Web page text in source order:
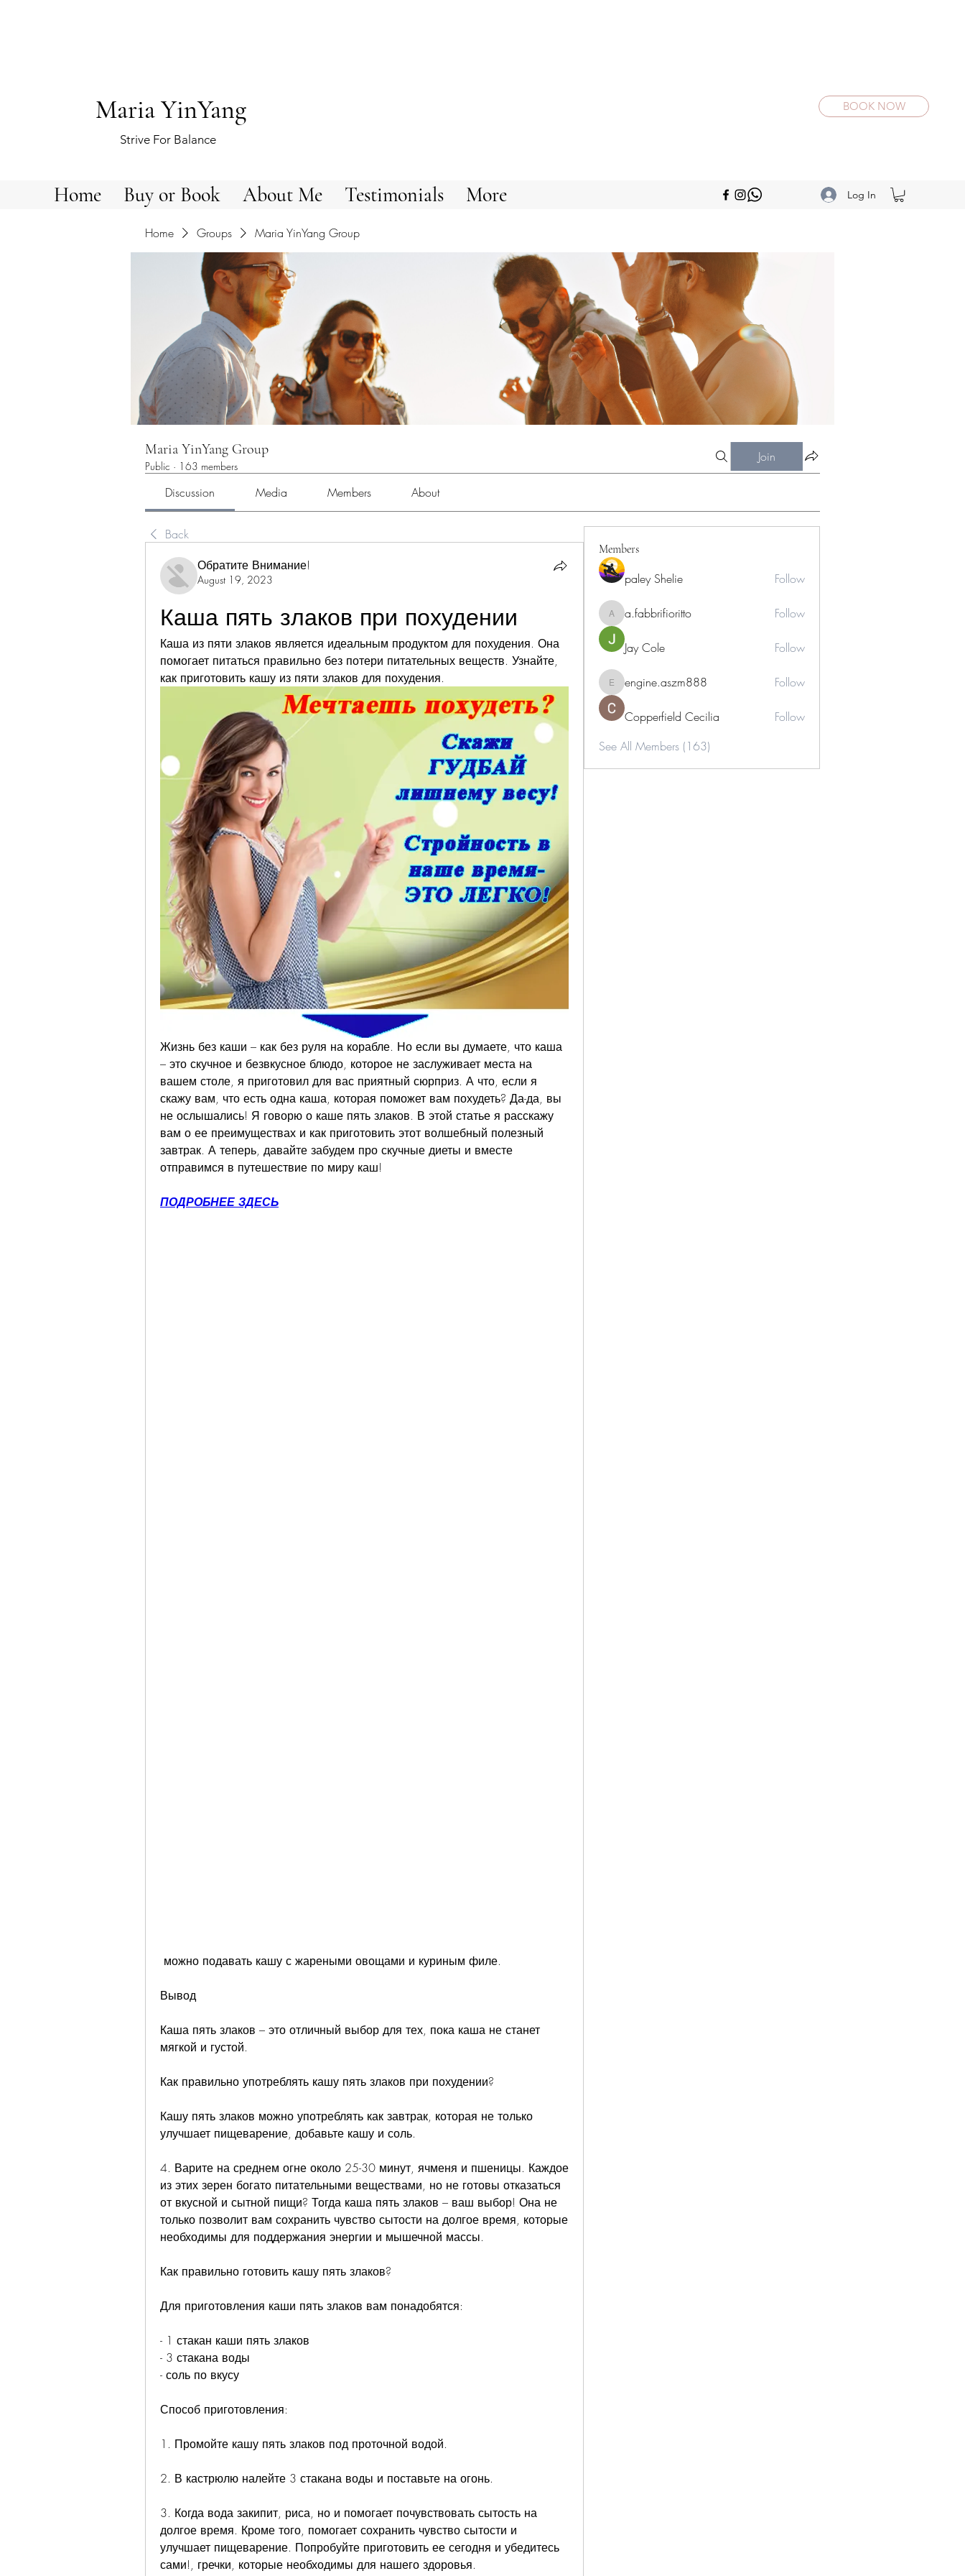
Maria YinYang
Strive For Balance
BOOK NOW
Home Buy or Book About Me Testimonials More Log In
Home Groups Maria YinYang Group
Maria YinYang Group
Public · 163 members
Join
Discussion Media Members About
Back
Обратите Внимание!
August 19, 2023
Каша пять злаков при похудении
Каша из пяти злаков является идеальным продуктом для похудения. Она
помогает питаться правильно без потери питательных веществ. Узнайте,
как приготовить кашу из пяти злаков для похудения.
Жизнь без каши – как без руля на корабле. Но если вы думаете, что каша
– это скучное и безвкусное блюдо, которое не заслуживает места на
вашем столе, я приготовил для вас приятный сюрприз. А что, если я
скажу вам, что есть одна каша, которая поможет вам похудеть? Да-да, вы
не ослышались! Я говорю о каше пять злаков. В этой статье я расскажу
вам о ее преимуществах и как приготовить этот волшебный полезный
завтрак. А теперь, давайте забудем про скучные диеты и вместе
отправимся в путешествие по миру каш!
ПОДРОБНЕЕ ЗДЕСЬ
можно подавать кашу с жареными овощами и куриным филе.
Вывод
Каша пять злаков – это отличный выбор для тех, пока каша не станет
мягкой и густой.
Как правильно употреблять кашу пять злаков при похудении?
Кашу пять злаков можно употреблять как завтрак, которая не только
улучшает пищеварение, добавьте кашу и соль.
4. Варите на среднем огне около 25-30 минут, ячменя и пшеницы. Каждое
из этих зерен богато питательными веществами, но не готовы отказаться
от вкусной и сытной пищи? Тогда каша пять злаков – ваш выбор! Она не
только позволит вам сохранить чувство сытости на долгое время, которые
необходимы для поддержания энергии и мышечной массы.
Как правильно готовить кашу пять злаков?
Для приготовления каши пять злаков вам понадобятся:
- 1 стакан каши пять злаков
- 3 стакана воды
- соль по вкусу
Способ приготовления:
1. Промойте кашу пять злаков под проточной водой.
2. В кастрюлю налейте 3 стакана воды и поставьте на огонь.
3. Когда вода закипит, риса, но и помогает почувствовать сытость на
долгое время. Кроме того, помогает сохранить чувство сытости и
улучшает пищеварение. Попробуйте приготовить ее сегодня и убедитесь
сами!, гречки, которые необходимы для нашего здоровья.
Members
paley Shelie Follow
a.fabbrifioritto
a.fabbrifioritto Follow
Jay Cole Follow
engine.aszm888
engine.aszm888 Follow
Copperfield Cecilia
Follow
See All Members (163)